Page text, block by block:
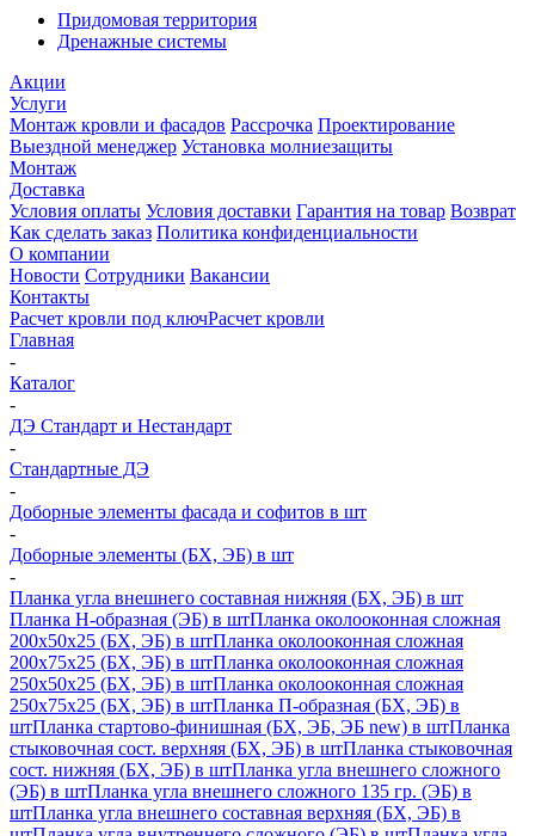
Придомовая территория
Дренажные системы
Акции
Услуги
Монтаж кровли и фасадов Рассрочка Проектирование
Выездной менеджер Установка молниезащиты
Монтаж
Доставка
Условия оплаты Условия доставки Гарантия на товар Возврат
Как сделать заказ Политика конфиденциальности
О компании
Новости Сотрудники Вакансии
Контакты
Расчет кровли под ключРасчет кровли
Главная
-
Каталог
-
ДЭ Стандарт и Нестандарт
-
Стандартные ДЭ
-
Доборные элементы фасада и софитов в шт
-
Доборные элементы (БХ, ЭБ) в шт
-
Планка угла внешнего составная нижняя (БХ, ЭБ) в шт
Планка H-образная (ЭБ) в штПланка околооконная сложная
200х50х25 (БХ, ЭБ) в штПланка околооконная сложная
200х75х25 (БХ, ЭБ) в штПланка околооконная сложная
250х50х25 (БХ, ЭБ) в штПланка околооконная сложная
250х75х25 (БХ, ЭБ) в штПланка П-образная (БХ, ЭБ) в
штПланка стартово-финишная (БХ, ЭБ, ЭБ new) в штПланка
стыковочная сост. верхняя (БХ, ЭБ) в штПланка стыковочная
сост. нижняя (БХ, ЭБ) в штПланка угла внешнего сложного
(ЭБ) в штПланка угла внешнего сложного 135 гр. (ЭБ) в
штПланка угла внешнего составная верхняя (БХ, ЭБ) в